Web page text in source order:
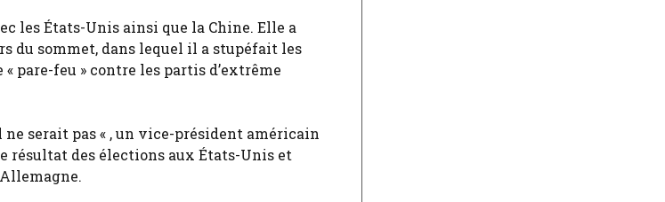
les États-Unis ainsi que la Chine. Elle a
du sommet, dans lequel il a stupéfait les
pare-feu » contre les partis d’extrême
ne serait pas « , un vice-président américain
résultat des élections aux États-Unis et